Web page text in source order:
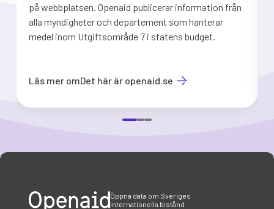
på webbplatsen. Openaid publicerar information från
alla myndigheter och departement som hanterar
medel inom Utgiftsområde 7 i statens budget.
Läs mer omDet här är openaid.se
Öppna data om Sveriges
internationella bistånd